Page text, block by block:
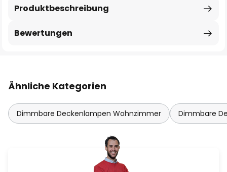
Produktbeschreibung
Bewertungen
Ähnliche Kategorien
Dimmbare Deckenlampen Wohnzimmer Dimmbare